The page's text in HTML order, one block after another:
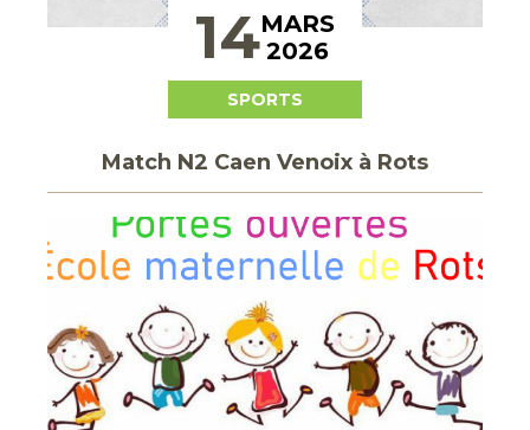
14MARS
2026
SPORTS
Match N2 Caen Venoix à Rots